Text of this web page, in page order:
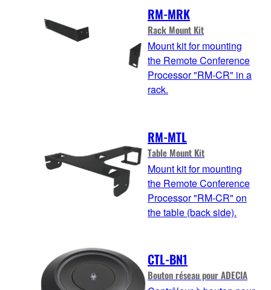
RM-MRK
Rack Mount Kit
Mount kit for mounting
the Remote Conference
Processor "RM-CR" in a
rack.
RM-MTL
Table Mount Kit
Mount kit for mounting
the Remote Conference
Processor "RM-CR" on
the table (back side).
CTL-BN1
Bouton réseau pour ADECIA